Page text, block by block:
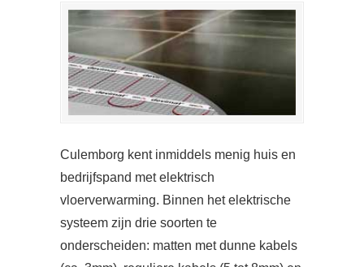
Culemborg kent inmiddels menig huis en
bedrijfspand met elektrisch
vloerverwarming. Binnen het elektrische
systeem zijn drie soorten te
onderscheiden: matten met dunne kabels